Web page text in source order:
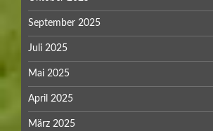
September 2025
Juli 2025
Mai 2025
April 2025
März 2025